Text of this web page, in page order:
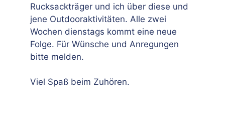
Rucksackträger und ich über diese und
jene Outdooraktivitäten. Alle zwei
Wochen dienstags kommt eine neue
Folge. Für Wünsche und Anregungen
bitte melden.
Viel Spaß beim Zuhören.